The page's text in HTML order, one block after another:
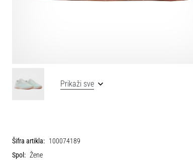
Prikaži sve
Šifra artikla: 100074189
Spol: Žene